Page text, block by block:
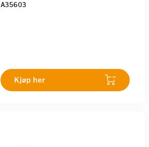
A35603
Kjøp her